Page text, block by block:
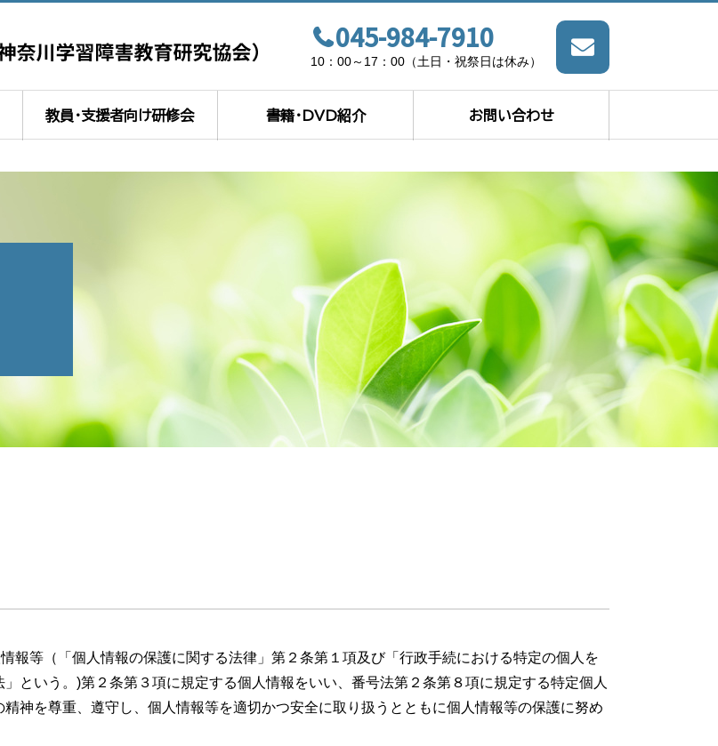
045-984-7910
10：00～17：00（土日・祝祭日は休み）
教員・支援者向け研修会 書籍・DVD紹介 お問い合わせ
報等（「個人情報の保護に関する法律」第２条第１項及び「行政手続における特定の個人を
という。)第２条第３項に規定する個人情報をいい、番号法第２条第８項に規定する特定個人
神を尊重、遵守し、個人情報等を適切かつ安全に取り扱うとともに個人情報等の保護に努め